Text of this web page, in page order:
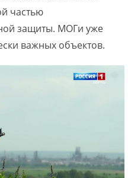
частью
защиты. МОГи уже
важных объектов.